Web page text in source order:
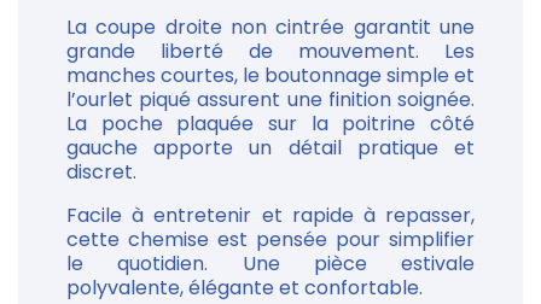
La coupe droite non cintrée garantit une
grande liberté de mouvement. Les
manches courtes, le boutonnage simple et
l’ourlet piqué assurent une finition soignée.
La poche plaquée sur la poitrine côté
gauche apporte un détail pratique et
discret.
Facile à entretenir et rapide à repasser,
cette chemise est pensée pour simplifier
le quotidien. Une pièce estivale
polyvalente, élégante et confortable.